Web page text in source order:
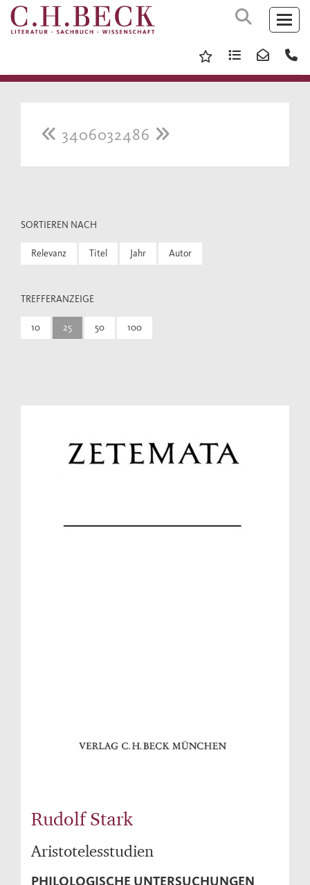
3406032486
SORTIEREN NACH
Relevanz Titel Jahr Autor
TREFFERANZEIGE
10 25 50 100
Rudolf Stark
Aristotelesstudien
PHILOLOGISCHE UNTERSUCHUNGEN